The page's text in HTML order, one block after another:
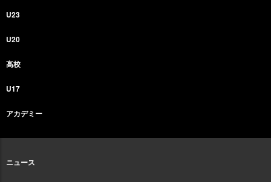
U23
U20
高校
U17
アカデミー
ニュース